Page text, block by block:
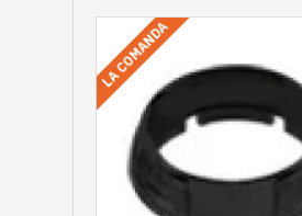
LA COMANDA